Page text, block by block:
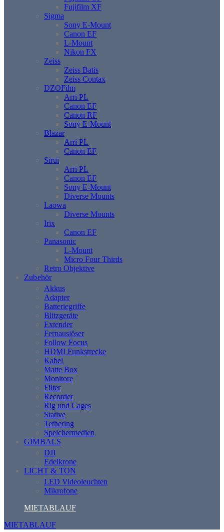
Fujifilm XF
Sigma
Sony E-Mount
Canon EF
L-Mount
Nikon FX
Zeiss
Zeiss Batis
Zeiss Contax
DZOFilm
Arri PL
Canon EF
Canon RF
Sony E-Mount
Blazar
Arri PL
Canon EF
Sirui
Arri PL
Canon EF
Sony E-Mount
Diverse Mounts
Laowa
Diverse Mounts
Irix
Canon EF
Panasonic
L-Mount
Micro Four Thirds
Retro Objektive
Zubehör
Akkus
Adapter
Batteriegriffe
Blitzgeräte
Extender
Fernauslöser
Follow Focus
HDMI Funkstrecke
Kabel
Matte Box
Monitore
Filter
Recorder
Rig und Cages
Stative
Tethering
Speichermedien
GIMBALS
DJI
Edelkrone
LICHT & TON
LED Videoleuchten
Mikrofone
MIETABLAUF
MIETABLAUF